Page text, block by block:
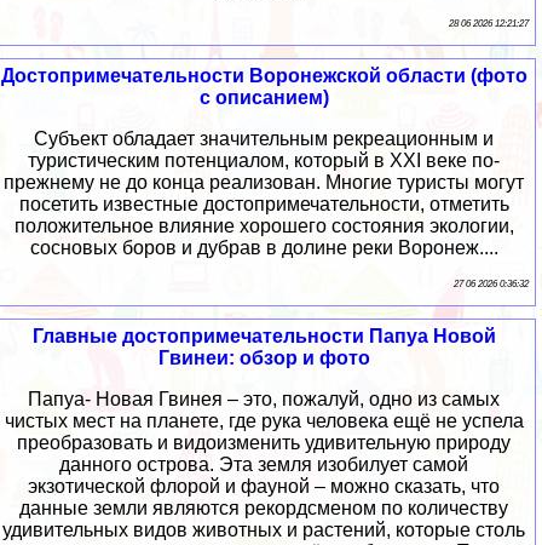
28 06 2026 12:21:27
Достопримечательности Воронежской области (фото
с описанием)
Субъект обладает значительным рекреационным и
туристическим потенциалом, который в XXI веке по-
прежнему не до конца реализован. Многие туристы могут
посетить известные достопримечательности, отметить
положительное влияние хорошего состояния экологии,
сосновых боров и дубрав в долине реки Воронеж....
27 06 2026 0:36:32
Главные достопримечательности Папуа Новой
Гвинеи: обзор и фото
Папуа- Новая Гвинея – это, пожалуй, одно из самых
чистых мест на планете, где рука человека ещё не успела
преобразовать и видоизменить удивительную природу
данного острова. Эта земля изобилует самой
экзотической флорой и фауной – можно сказать, что
данные земли являются рекордсменом по количеству
удивительных видов животных и растений, которые столь